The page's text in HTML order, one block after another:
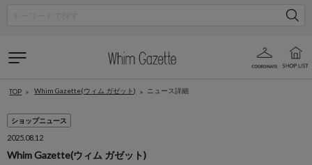
TOP Whim Gazette(ウィム ガゼット) ニュース詳細
ショップニュース
2025.08.12
Whim Gazette(ウィム ガゼット)